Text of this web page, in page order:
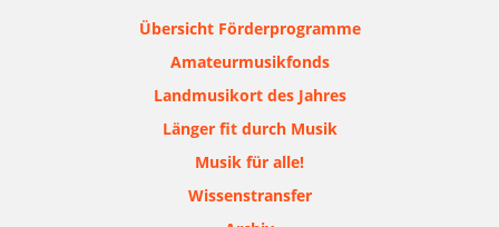
Übersicht Förderprogramme
Amateurmusikfonds
Landmusikort des Jahres
Länger fit durch Musik
Musik für alle!
Wissenstransfer